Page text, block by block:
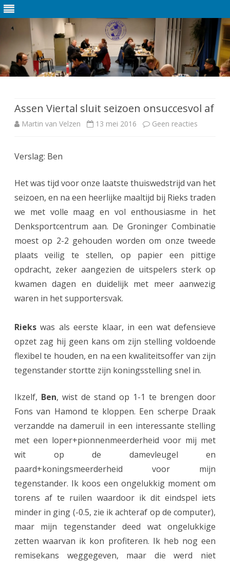
de
inhoud
Assen Viertal sluit seizoen onsuccesvol af
Martin van Velzen 13 mei 2016 Geen reacties
s
n
i
e
a
l
s
l
u
i
s
e
o
e
Verslag: Ben
Het was tijd voor onze laatste thuiswedstrijd van het
seizoen, en na een heerlijke maaltijd bij Rieks traden
we met volle maag en vol enthousiasme in het
Denksportcentrum aan. De Groninger Combinatie
moest op 2-2 gehouden worden om onze tweede
plaats veilig te stellen, op papier een pittige
opdracht, zeker aangezien de uitspelers sterk op
kwamen dagen en duidelijk met meer aanwezig
waren in het supportersvak.
Rieks was als eerste klaar, in een wat defensieve
opzet zag hij geen kans om zijn stelling voldoende
flexibel te houden, en na een kwaliteitsoffer van zijn
tegenstander stortte zijn koningsstelling snel in.
Ikzelf, Ben, wist de stand op 1-1 te brengen door
Fons van Hamond te kloppen. Een scherpe Draak
verzandde na dameruil in een interessante stelling
met een loper+pionnenmeerderheid voor mij met
wit op de damevleugel en
paard+koningsmeerderheid voor mijn
tegenstander. Ik koos een ongelukkig moment om
torens af te ruilen waardoor ik dit eindspel iets
minder in ging (-0.5, zie ik achteraf op de computer),
maar mijn tegenstander deed wat ongelukkige
zetten waarvan ik kon profiteren. Ik heb nog een
remisekans weggegeven, maar die werd niet